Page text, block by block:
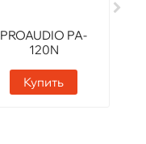
PROAUDIO PA-
120N
Купить